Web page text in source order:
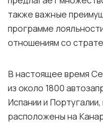
также важные
программе
отношениям со
В настоящее время
из около 1800
Испании и
расположены на